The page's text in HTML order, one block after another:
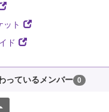
ット
ド
っているメンバー 0